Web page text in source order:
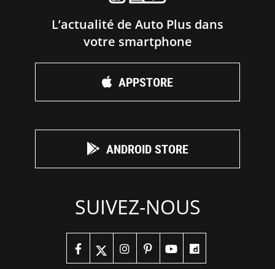
L’actualité de Auto Plus dans
votre smartphone
APPSTORE
ANDROID STORE
SUIVEZ-NOUS